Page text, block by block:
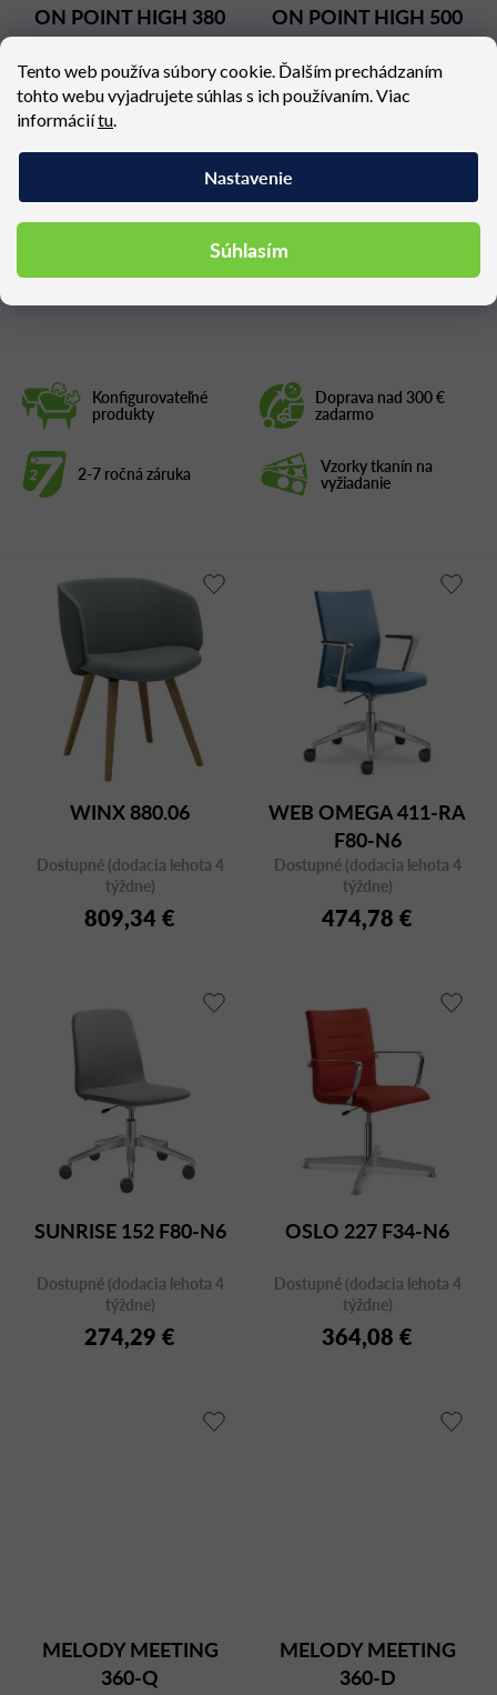
Tento web používa súbory cookie. Ďalším prechádzaním
tohto webu vyjadrujete súhlas s ich používaním. Viac
informáciítu
Nastavenie
Súhlasím
Konfigurovateľné
produkty
Doprava nad 300 €
zadarmo
2-7 ročná záruka Vzorky tkanín na
vyžiadanie
ON POINT HIGH 380
Dostupné (dodacia lehota 4
týždne)
4 384,95 €
ON POINT HIGH 500
Dostupné (dodacia lehota 4
týždne)
Podobné produkty
WINX 880.06
Dostupné (dodacia lehota 4
týždne)
809,34 €
WEB OMEGA 411-RA
F80-N6
Dostupné (dodacia lehota 4
týždne)
474,78 €
SUNRISE 152 F80-N6
Dostupné (dodacia lehota 4
týždne)
274,29 €
OSLO 227 F34-N6
Dostupné (dodacia lehota 4
týždne)
364,08 €
MELODY MEETING
360-Q
MELODY MEETING
360-D